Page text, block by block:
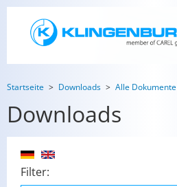
Startseite Downloads Alle Dokumente
Downloads
Filter: